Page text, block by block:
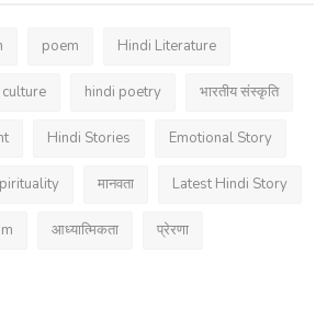
poem Hindi Literature
hindi poetry भारतीय संस्कृति
Hindi Stories Emotional Story
मानवता Latest Hindi Story
आध्यात्मिकता प्रेरणा